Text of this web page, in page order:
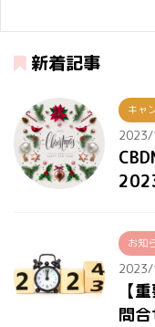
新着記事
キャ
お知
【
問